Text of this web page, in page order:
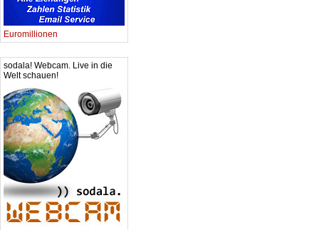
Euromillionen
sodala! Webcam. Live in die
Welt schauen!